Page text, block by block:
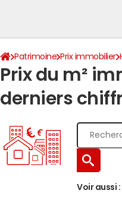
Patrimoine Prix immobilier
Prix du m²
derniers
Voir aussi :